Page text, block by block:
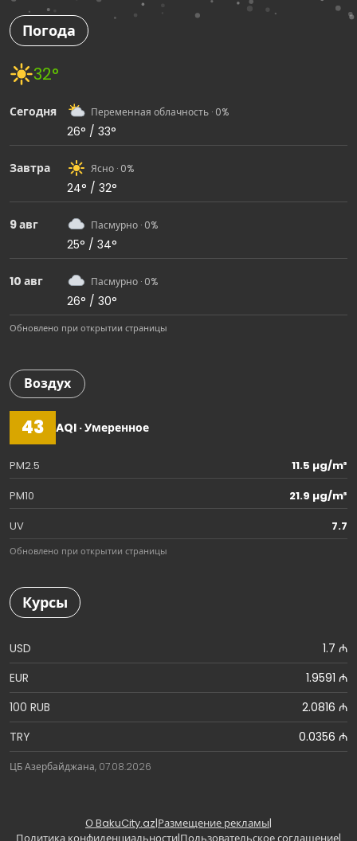
Погода
32°
Сегодня Переменная облачность · 0%
26° / 33°
Завтра Ясно · 0%
24° / 32°
9 авг Пасмурно · 0%
25° / 34°
10 авг Пасмурно · 0%
26° / 30°
Обновлено при открытии страницы
Воздух
43 AQI · Умеренное
PM2.5
11.5 µg/m³
PM10
21.9 µg/m³
UV
7.7
Обновлено при открытии страницы
Курсы
USD
1.7 ₼
EUR
1.9591 ₼
100 RUB
2.0816 ₼
TRY
0.0356 ₼
ЦБ Азербайджана, 07.08.2026
О BakuCity.az|Размещение рекламы|